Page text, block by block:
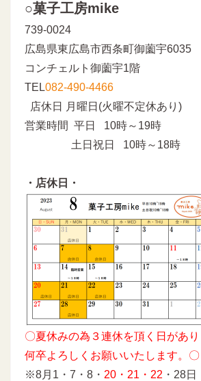
○菓子工房mike
739-0024
広島県東広島市西条町御薗宇6035
コンチェルト御薗宇1階
TEL082-490-4466
店休日 月曜日(火曜不定休あり)
営業時間 平日 10時～19時
土日祝日 10時～18時
・店休日・
〇夏休みの為３連休を頂く日があり
何卒よろしくお願いいたします。〇
※8月1・7・8・ 20・21・22 ・28日